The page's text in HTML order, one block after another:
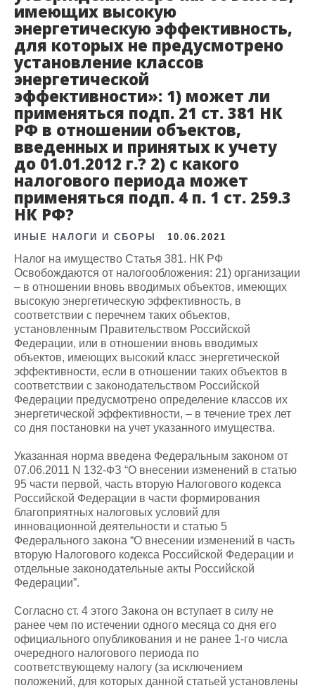
имеющих высокую
энергетическую эффективность,
для которых не предусмотрено
установление классов
энергетической
эффективности»: 1) может ли
применяться подп. 21 ст. 381 НК
РФ в отношении объектов,
введенных и принятых к учету
до 01.01.2012 г.? 2) с какого
налогового периода может
применяться подп. 4 п. 1 ст. 259.3
НК РФ?
ИНЫЕ НАЛОГИ И СБОРЫ 10.06.2021
Налог на имущество Статья 381. НК РФ
Освобождаются от налогообложения: 21) организации
– в отношении вновь вводимых объектов, имеющих
высокую энергетическую эффективность, в
соответствии с перечнем таких объектов,
установленным Правительством Российской
Федерации, или в отношении вновь вводимых
объектов, имеющих высокий класс энергетической
эффективности, если в отношении таких объектов в
соответствии с законодательством Российской
Федерации предусмотрено определение классов их
энергетической эффективности, – в течение трех лет
со дня постановки на учет указанного имущества.
Указанная норма введена Федеральным законом от
07.06.2011 N 132-ФЗ “О внесении изменений в статью
95 части первой, часть вторую Налогового кодекса
Российской Федерации в части формирования
благоприятных налоговых условий для
инновационной деятельности и статью 5
Федерального закона “О внесении изменений в часть
вторую Налогового кодекса Российской Федерации и
отдельные законодательные акты Российской
Федерации”.
Согласно ст. 4 этого Закона он вступает в силу не
ранее чем по истечении одного месяца со дня его
официального опубликования и не ранее 1-го числа
очередного налогового периода по
соответствующему налогу (за исключением
положений, для которых данной статьей установлены